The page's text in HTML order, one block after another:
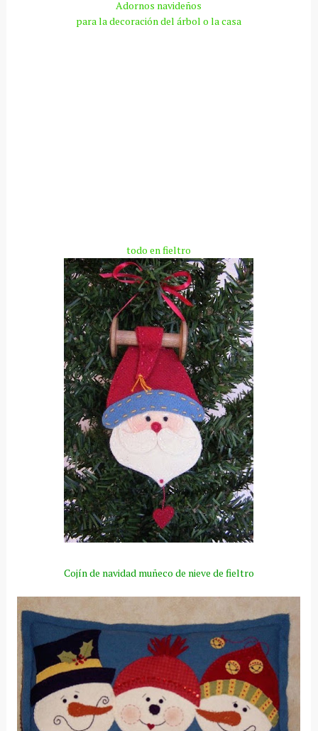
Adornos navideños
para la decoración delárbol o la casa
todo en fieltro
Cojínde navidad muñeco de nieve de fieltro